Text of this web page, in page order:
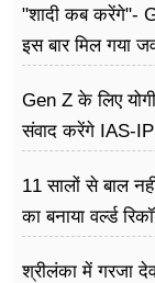
"शादी कब करेंगे"-
इस बार मिल गया
Gen Z के लिए योगी
संवाद करेंगे IAS-
11 सालों से बाल
का बनाया वर्ल्ड
श्रीलंका में गरजा